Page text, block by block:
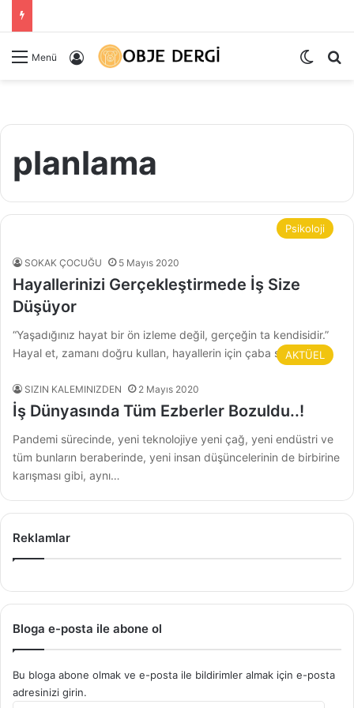
Menü Kayıt Ol Dış
planlama
Psikoloji
SOKAK ÇOCUĞU 5 Mayıs 2020
Hayallerinizi Gerçekleştirmede İş Size
Düşüyor
“Yaşadığınız hayat bir ön izleme değil, gerçeğin ta kendisidir.”
Hayal et, zamanı doğru kullan, hayallerin için çaba sarf et…
AKTÜEL
SIZIN KALEMINIZDEN 2 Mayıs 2020
İş Dünyasında Tüm Ezberler Bozuldu..!
Pandemi sürecinde, yeni teknolojiye yeni çağ, yeni endüstri ve
tüm bunların beraberinde, yeni insan düşüncelerinin de birbirine
karışması gibi, aynı…
Reklamlar
Bloga e-posta ile abone ol
Bu bloga abone olmak ve e-posta ile bildirimler almak için e-posta
adresinizi girin.